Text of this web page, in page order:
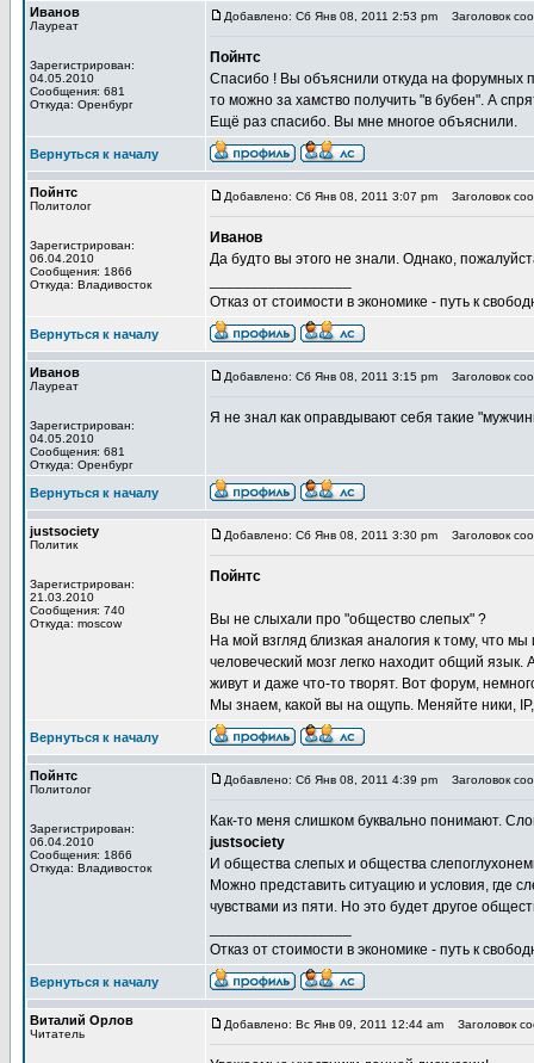
Иванов
Лауреат
Зарегистрирован:
04.05.2010
Сообщения: 681
Откуда: Оренбург
Добавлено: Сб Янв 08, 2011 2:53 pm Заголовок
Пойнтс
Спасибо ! Вы объяснили откуда на форумных
то можно за хамство получить "в бубен". А
Ещё раз спасибо. Вы мне многое объяснили.
Вернуться к началу
Пойнтс
Политолог
Зарегистрирован:
06.04.2010
Сообщения: 1866
Откуда: Владивосток
Добавлено: Сб Янв 08, 2011 3:07 pm Заголовок
Иванов
Да будто вы этого не знали. Однако,
Отказ от стоимости в экономике - путь к
Вернуться к началу
Иванов
Лауреат
Зарегистрирован:
04.05.2010
Сообщения: 681
Откуда: Оренбург
Добавлено: Сб Янв 08, 2011 3:15 pm Заголовок
Я не знал как оправдывают себя такие
Вернуться к началу
justsociety
Политик
Зарегистрирован:
21.03.2010
Сообщения: 740
Откуда: moscow
Добавлено: Сб Янв 08, 2011 3:30 pm Заголовок
Пойнтс
Вы не слыхали про "общество слепых" ?
На мой взгляд близкая аналогия к тому, что
человеческий мозг легко находит общий
живут и даже что-то творят. Вот форум,
Мы знаем, какой вы на ощупь. Меняйте ники, IP,
Вернуться к началу
Пойнтс
Политолог
Зарегистрирован:
06.04.2010
Сообщения: 1866
Откуда: Владивосток
Добавлено: Сб Янв 08, 2011 4:39 pm Заголовок
Как-то меня слишком буквально понимают.
justsociety
И общества слепых и общества
Можно представить ситуацию и условия, где
чувствами из пяти. Но это будет другое
Отказ от стоимости в экономике - путь к
Вернуться к началу
Виталий Орлов
Читатель
Добавлено: Вс Янв 09, 2011 12:44 am Заголовок